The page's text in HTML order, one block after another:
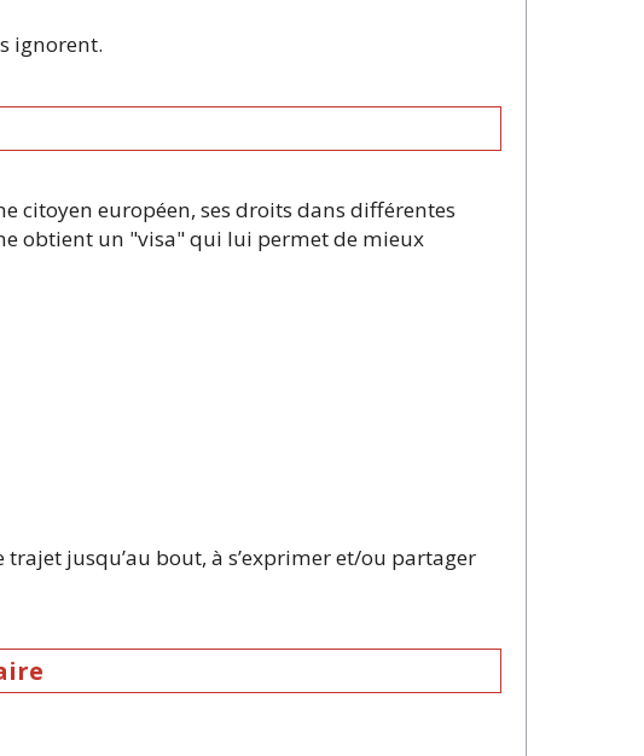
ignorent.
citoyen européen, ses droits dans différentes
obtient un "visa" qui lui permet de mieux
jusqu’au bout, à s’exprimer et/ou partager